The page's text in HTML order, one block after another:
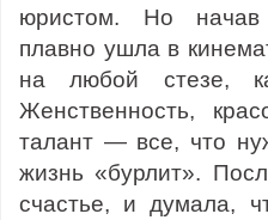
юристом. Но начав
плавно ушла в
на любой стезе,
Женственность,
талант — все, что
жизнь «бурлит».
счастье, и думала,